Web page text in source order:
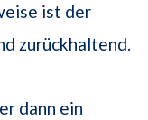
ist der
zurückhaltend.
dann ein